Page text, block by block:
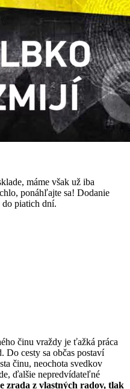
máme však už iba
ponáhľajte sa! Dodanie
piatich dní.
činu vraždy je ťažká práca
Do cesty sa občas postaví
činu, neochota svedkov
ďalšie nepredvídateľné
zrada z vlastných radov, tlak